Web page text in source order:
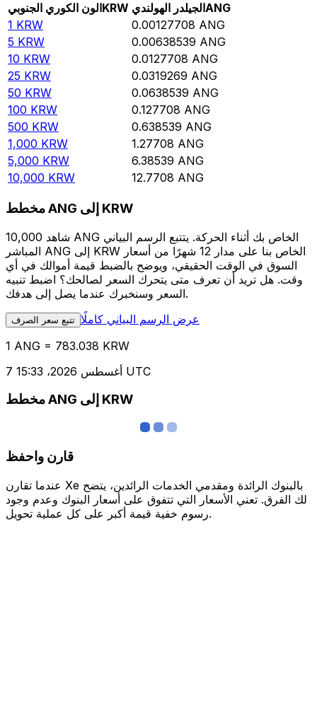
الون الكوري الجنوبيKRW الجيلدر الهولنديANG
1 KRW 0.00127708 ANG
5 KRW 0.00638539 ANG
10 KRW 0.0127708 ANG
25 KRW 0.0319269 ANG
50 KRW 0.0638539 ANG
100 KRW 0.127708 ANG
500 KRW 0.638539 ANG
1,000 KRW 1.27708 ANG
5,000 KRW 6.38539 ANG
10,000 KRW 12.7708 ANG
مخطط ANG إلى KRW
شاهد 10,000 ANG الخاص بك أثناء الحركة. يتتبع الرسم البياني
المباشر ANG إلى KRW الخاص بنا على مدار 12 شهرًا من أسعار
السوق في الوقت الحقيقي، ويوضح بالضبط قيمة أموالك في أي
وقت. هل تريد أن تعرف متى يتحرك السعر لصالحك؟ اضبط تنبيه
السعر وسنخبرك عندما يصل إلى هدفك.
تتبع سعر الصرف عرض الرسم البياني كاملًا
1 ANG = 783.038 KRW
7 أغسطس 2026، 15:33 UTC
مخطط ANG إلى KRW
قارن واحفظ
عندما تقارن Xe بالبنوك الرائدة ومقدمي الخدمات الرائدين، يتضح
لك الفرق. تعني الأسعار التي تتفوق على أسعار البنوك وعدم وجود
رسوم خفية قيمة أكبر على كل عملية تحويل.